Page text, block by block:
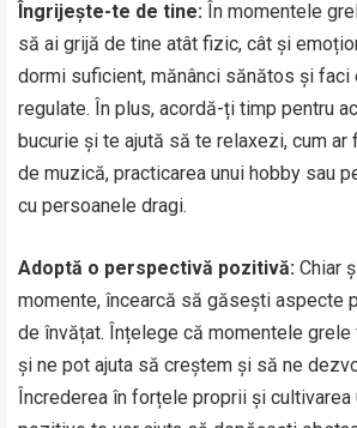
Îngrijește-te de tine: În momentele
să ai grijă de tine atât fizic, cât și
dormi suficient, mănânci sănătos și
regulate. În plus, acordă-ți timp pentru
bucurie și te ajută să te relaxezi, cum ar
de muzică, practicarea unui hobby sau
cu persoanele dragi.
Adoptă o perspectivă pozitivă: Chiar
momente, încearcă să găsești aspecte
de învățat. Înțelege că momentele grele
și ne pot ajuta să creștem și să ne
Încrederea în forțele proprii și cultivarea